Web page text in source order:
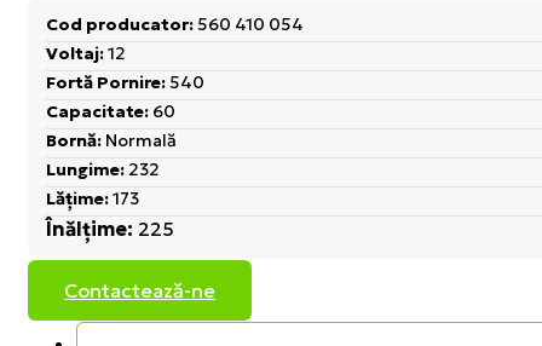
Cod producator: 560 410 054
Voltaj:12
Fortă Pornire: 540
Capacitate: 60
Bornă: Normală
Lungime: 232
Lățime:173
Înălțime: 225
Contactează-ne